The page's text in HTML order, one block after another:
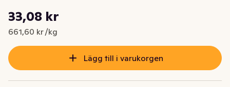
Nuvarande pris är: 33,08 kr
33,08 kr
661,60 kr /kg
Styckpris: 661,60 kr /kg
Lägg till i varukorgen